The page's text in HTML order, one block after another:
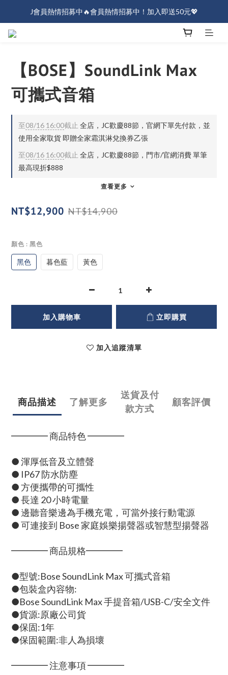
J會員熱情招募中🔥會員熱情招募中！加入即送50元💖
J會員熱情招募中🔥會員熱情招募中！加入即送50元💖
【BOSE】SoundLink Max
可攜式音箱
至08/16 16:00截止 全店，JC歡慶88節，官網下單先付款，並
使用全家取貨 即贈全家霜淇淋兌換券乙張
至08/16 16:00截止 全店，JC歡慶88節，門市/官網消費 單筆
最高現折$888
查看更多
NT$12,900 NT$14,900
顏色 : 黑色
黑色 暮色藍 黃色
加入購物車 立即購買
加入追蹤清單
商品描述 了解更多
送貨及付
款方式
顧客評價
━━━━ 商品特色 ━━━━
● 渾厚低音及立體聲
● IP67 防水防塵
● 方便攜帶的可攜性
● 長達 20 小時電量
● 邊聽音樂邊為手機充電，可當外接行動電源
● 可連接到 Bose 家庭娛樂揚聲器或智慧型揚聲器
━━━━ 商品規格━━━━
●型號:Bose SoundLink Max 可攜式音箱
●包裝盒內容物:
●Bose SoundLink Max 手提音箱/USB-C/安全文件
●貨源:原廠公司貨
●保固:1年
●保固範圍:非人為損壞
━━━━ 注意事項 ━━━━